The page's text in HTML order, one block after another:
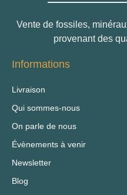
Vente de fossiles,
provenant des
Informations
Livraison
Qui sommes-nous
On parle de nous
Évènements à venir
Newsletter
Blog